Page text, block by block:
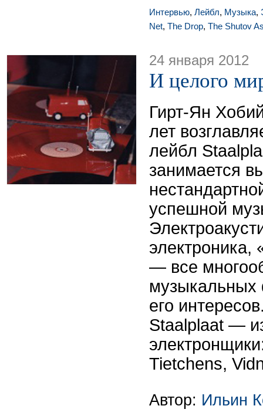
Интервью, Лейбл, Музыка,
Net, The Drop, The Shutov
24 января 2012
И целого
Гирт-Ян
лет
лейбл
занимается
успешной
электроника,
— все
музыкальных
его
Staalplaat —
Tietchens,
Автор: Ильин